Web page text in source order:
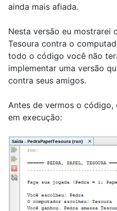
ainda mais afiada.
Nesta versão eu mostrarei
Tesoura contra o
todo o código você não
implementar uma versão
contra seus amigos.
Antes de vermos o código,
em execução: